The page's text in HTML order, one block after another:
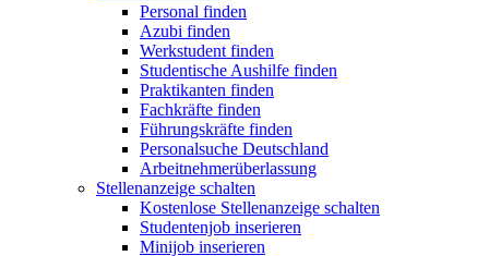
Personal finden
Azubi finden
Werkstudent finden
Studentische Aushilfe finden
Praktikanten finden
Fachkräfte finden
Führungskräfte finden
Personalsuche Deutschland
Arbeitnehmerüberlassung
Stellenanzeige schalten
Kostenlose Stellenanzeige schalten
Studentenjob inserieren
Minijob inserieren